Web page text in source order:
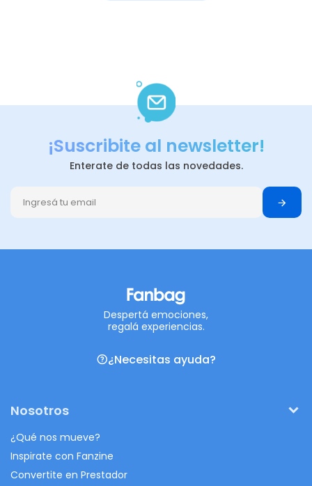
¡Suscribite al newsletter!
Enterate de todas las novedades.
Despertá emociones,
regalá experiencias.
¿Necesitas ayuda?
Nosotros
¿Qué nos mueve?
Inspirate con Fanzine
Convertite en Prestador